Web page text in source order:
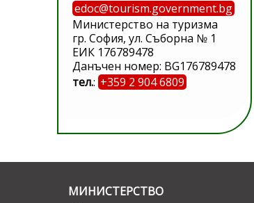
edoc@tourism.government.bg
Министерство на туризма
гр. София, ул. Съборна № 1
ЕИК 176789478
Данъчен номер: BG176789478
тел.: +359 2 904 6809
МИНИСТЕРСТВО